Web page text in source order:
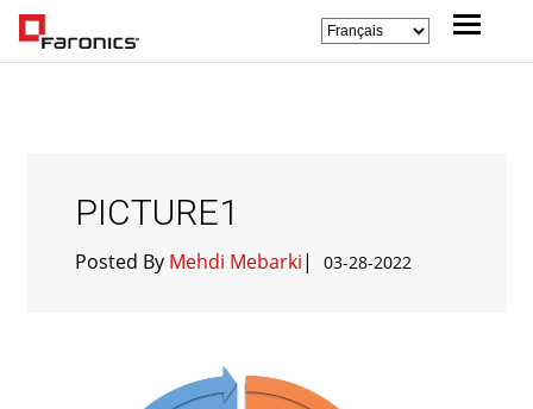
PICTURE1
Posted By Mehdi Mebarki| 03-28-2022